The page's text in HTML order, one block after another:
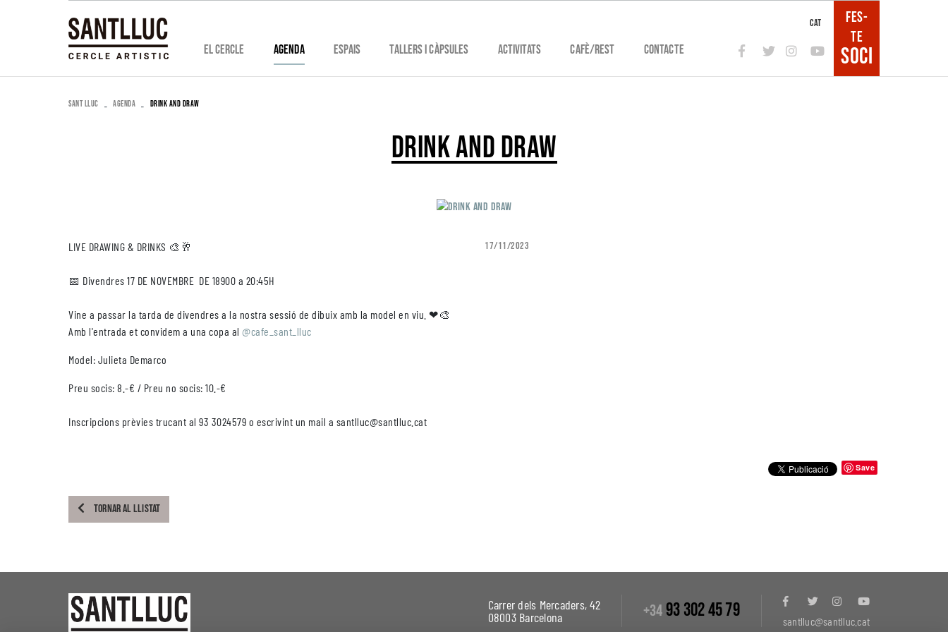
EL CERCLE AGENDA ESPAIS TALLERS I CÀPSULES ACTIVITATS CAFÈ/REST CONTACTE
CAT
FES-
TE
SOCI
SANT LLUC AGENDA DRINK AND DRAW
DRINK AND DRAW
LIVE DRAWING & DRINKS 🎨🥂
📅 Divendres 17 DE NOVEMBRE DE 18900 a 20:45H
Vine a passar la tarda de divendres a la nostra sessió de dibuix amb la model en viu. ❤🎨
Amb l'entrada et convidem a una copa al @cafe_sant_lluc
Model: Julieta Demarco
Preu socis: 8.-€ / Preu no socis: 10.-€
Inscripcions prèvies trucant al 93 3024579 o escrivint un mail a santlluc@santlluc.cat
17/11/2023
Save
TORNAR AL LLISTAT
Carrer dels Mercaders, 42
08003 Barcelona
+34 93 302 45 79 santlluc@santlluc.cat